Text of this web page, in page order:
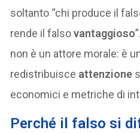
soltanto “chi produce il
rende il falsovantaggioso
non è un attore morale: è
redistribuisce attenzione
economici e metriche di
Perché il falso si